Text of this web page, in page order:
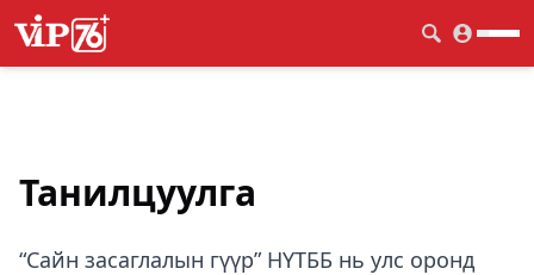
Танилцуулга
“Сайн засаглалын гүүр” НҮТББ нь улс оронд